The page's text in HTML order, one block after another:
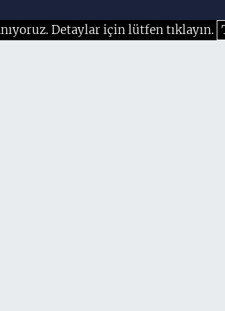
Detaylar için lütfen tıklayın.